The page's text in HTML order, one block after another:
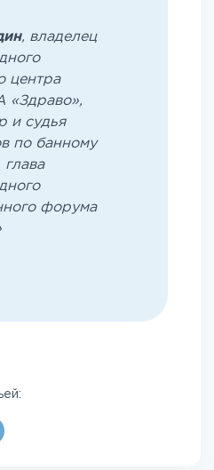
, владелец
центра
«Здраво»,
и судья
по банному
глава
форума